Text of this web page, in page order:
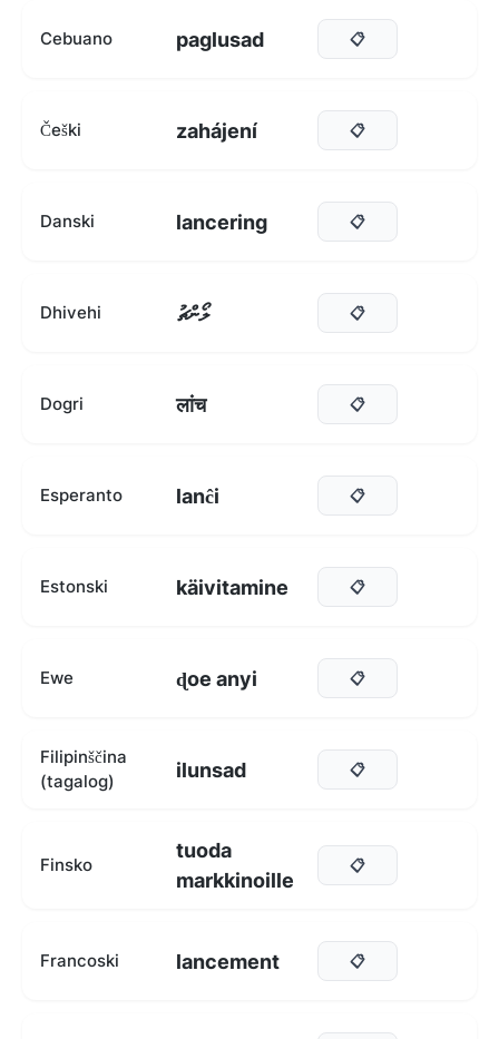
Cebuano paglusad 📋
Češki zahájení 📋
Danski lancering 📋
Dhivehi ލޯންޗު 📋
Dogri लांच 📋
Esperanto lanĉi 📋
Estonski käivitamine 📋
Ewe ɖoe anyi 📋
Filipinščina
(tagalog)
ilunsad 📋
Finsko
tuoda
markkinoille
📋
Francoski lancement 📋